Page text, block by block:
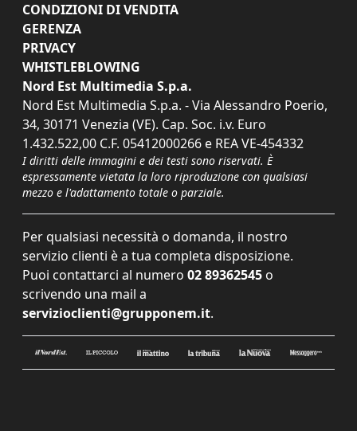
CONDIZIONI DI VENDITA
GERENZA
PRIVACY
WHISTLEBLOWING
Nord Est Multimedia S.p.a.
Nord Est Multimedia S.p.a. - Via Alessandro Poerio,
34, 30171 Venezia (VE). Cap. Soc. i.v. Euro
1.432.522,00 C.F. 05412000266 e REA VE-454332
I diritti delle immagini e dei testi sono riservati. È
espressamente vietata la loro riproduzione con qualsiasi
mezzo e l'adattamento totale o parziale.
Per qualsiasi necessità o domanda, il nostro
servizio clienti è a tua completa disposizione.
Puoi contattarci al numero 02 89362545 o
scrivendo una mail a
servizioclienti@grupponem.it.